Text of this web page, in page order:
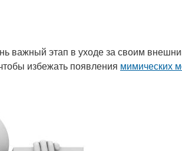
важный этап в уходе за своим
избежать появления мимических